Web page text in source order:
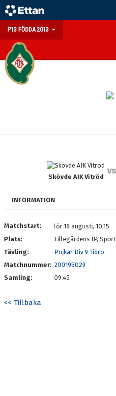
P13 FÖDDA 2013
HEM
BILDGALLERI
DOKUMENT
Skövde AIK Vitröd
vs
INFORMATION
Matchstart:
lör 16 augusti, 10:15
Plats:
Lillegårdens IP,
Tävling:
Pojkar Div 9 Tibro
Matchnummer: 200195029
Samling:
09:45
<< Tillbaka